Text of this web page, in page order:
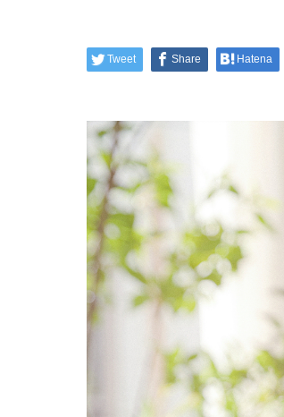
Tweet Share Hatena